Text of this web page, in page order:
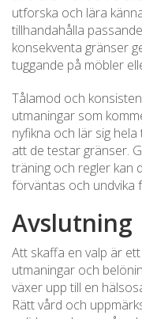
utforska och lära
tillhandahålla
konsekventa gränser
tuggande på möbler
Tålamod och
utmaningar som
nyfikna och lär sig
att de testar gränser.
träning och regler kan
förväntas och undvika
Avslutning
Att skaffa en valp är
utmaningar och
växer upp till en
Rätt vård och